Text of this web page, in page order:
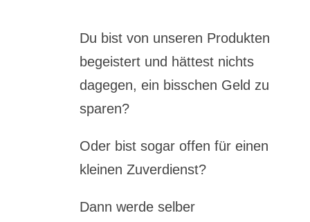
Du bist von unseren Produkten
begeistert und hättest nichts
dagegen, ein bisschen Geld zu
sparen?
Oder bist sogar offen für einen
kleinen Zuverdienst?
Dann werde selber